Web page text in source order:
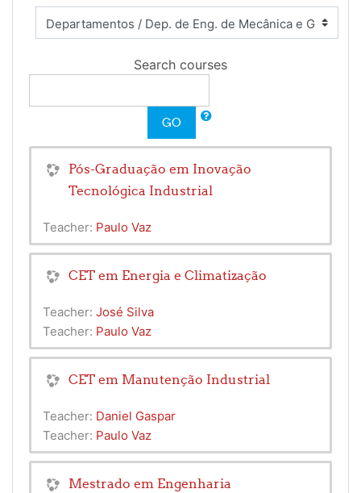
Search courses
GO
Pós-Graduação em Inovação
Tecnológica Industrial
Teacher: Paulo Vaz
CET em Energia e Climatização
Teacher: José Silva
Teacher: Paulo Vaz
CET em Manutenção Industrial
Teacher: Daniel Gaspar
Teacher: Paulo Vaz
Mestrado em Engenharia